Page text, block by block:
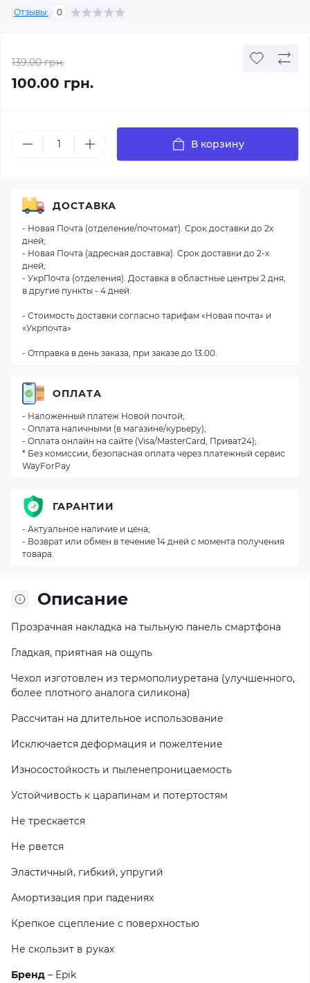
Отзывы: 0
139.00 грн.
100.00 грн.
В корзину
Описание
Прозрачная накладка на тыльную панель смартфона
Гладкая, приятная на ощупь
Чехол изготовлен из термополиуретана (улучшенного,
более плотного аналога силикона)
Рассчитан на длительное использование
Исключается деформация и пожелтение
Износостойкость и пыленепроницаемость
Устойчивость к царапинам и потертостям
Не трескается
Не рвется
Эластичный, гибкий, упругий
Амортизация при падениях
Крепкое сцепление с поверхностью
Не скользит в руках
Бренд – Epik
ДОСТАВКА
- Новая Почта (отделение/почтомат). Срок доставки до 2х
дней;
- Новая Почта (адресная доставка). Срок доставки до 2-х
дней;
- УкрПочта (отделения). Доставка в областные центры 2 дня,
в другие пункты - 4 дней.
- Стоимость доставки согласно тарифам «Новая почта» и
«Укрпочта»
- Отправка в день заказа, при заказе до 13.00.
ОПЛАТА
- Наложенный платеж Новой почтой;
- Оплата наличными (в магазине/курьеру);
- Оплата онлайн на сайте (Visa/MasterCard, Приват24);
* Без комиссии, безопасная оплата через платежный сервис
WayForPay
ГАРАНТИИ
- Актуальное наличие и цена;
- Возврат или обмен в течение 14 дней с момента получения
товара.